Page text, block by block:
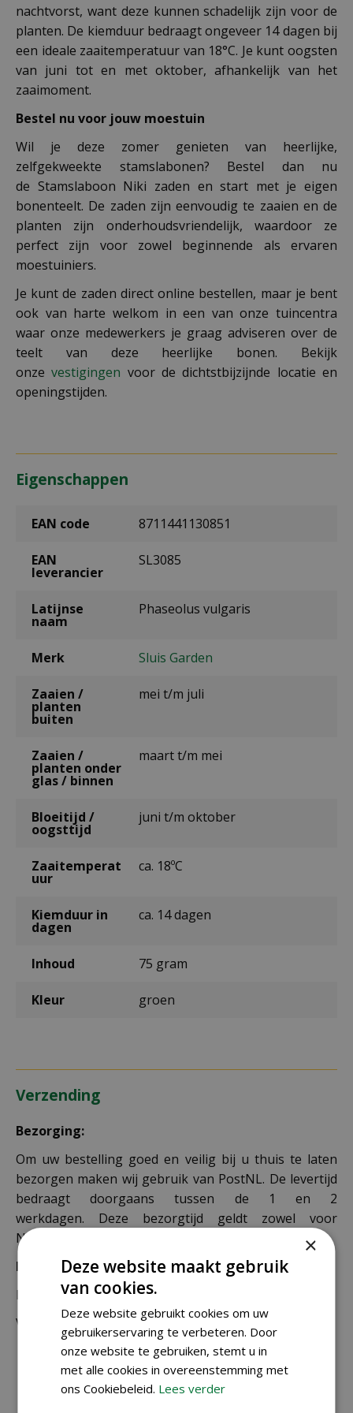
nachtvorst, want deze kunnen schadelijk zijn voor de
planten. De kiemduur bedraagt ongeveer 14 dagen bij
een ideale zaaitemperatuur van 18°C. Je kunt oogsten
van juni tot en met oktober, afhankelijk van het
zaaimoment.
Bestel nu voor jouw moestuin
Wil je deze zomer genieten van heerlijke,
zelfgekweekte stamslabonen? Bestel dan nu
de Stamslaboon Niki zaden en start met je eigen
bonenteelt. De zaden zijn eenvoudig te zaaien en de
planten zijn onderhoudsvriendelijk, waardoor ze
perfect zijn voor zowel beginnende als ervaren
moestuiniers.
Je kunt de zaden direct online bestellen, maar je bent
ook van harte welkom in een van onze tuincentra
waar onze medewerkers je graag adviseren over de
teelt van deze heerlijke bonen. Bekijk
onzevestigingen voor de dichtstbijzijnde locatie en
openingstijden.
Eigenschappen
EAN code 8711441130851
EAN
leverancier
SL3085
Latijnse
naam
Phaseolus vulgaris
Merk Sluis Garden
Zaaien /
planten
buiten
mei t/m juli
Zaaien /
planten onder
glas / binnen
maart t/m mei
Bloeitijd /
oogsttijd
juni t/m oktober
Zaaitemperat
uur
ca. 18ºC
Kiemduur in
dagen
ca. 14 dagen
Inhoud 75 gram
Kleur groen
Verzending
Bezorging:
Om uw bestelling goed en veilig bij u thuis te laten
bezorgen maken wij gebruik van PostNL. De levertijd
bedraagt doorgaans tussen de 1 en 2
werkdagen. Deze bezorgtijd geldt zowel voor
Nederland als België.
Bezorgkosten Nederland:
Bestellingen van € 49,95 of meer verzenden wij gratis.
Voor een bestelling onder € 49,95 zijn er 2 tarieven:
€ 4,99 voor bestellingen onder € 49,95 van
alleen kleine zakjes / doosjes zaden die via
brievenbuspost worden verzonden.
×
Deze website maakt gebruik
van cookies.
Deze website gebruikt cookies om uw
gebruikerservaring te verbeteren. Door
onze website te gebruiken, stemt u in
met alle cookies in overeenstemming met
ons Cookiebeleid. Lees verder